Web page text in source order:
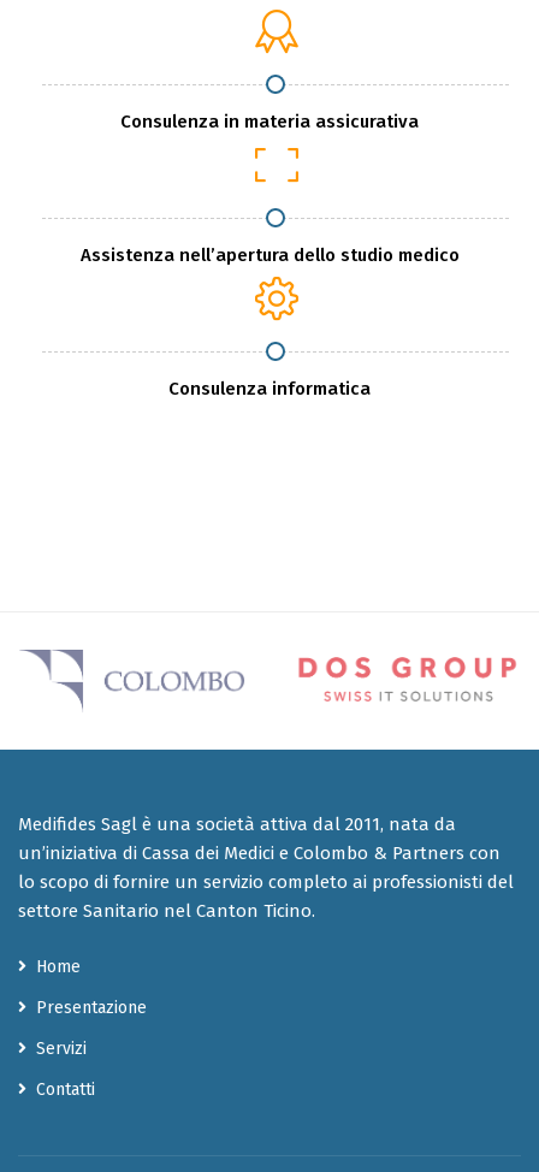
Consulenza in materia assicurativa
Assistenza nell’apertura dello studio medico
Consulenza informatica
Medifides Sagl è una società attiva dal 2011, nata da
un’iniziativa di Cassa dei Medici e Colombo & Partners con
lo scopo di fornire un servizio completo ai professionisti del
settore Sanitario nel Canton Ticino.
Home
Presentazione
Servizi
Contatti